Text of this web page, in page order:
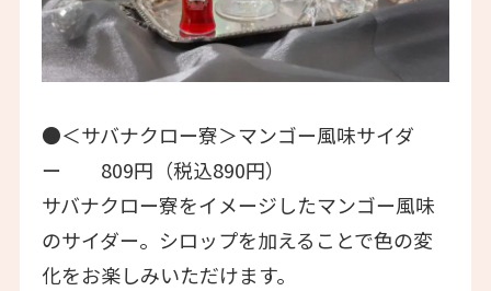
●＜サバナクロー寮＞マンゴー風味サイダ
ー 809円（税込890円）
サバナクロー寮をイメージしたマンゴー風味
のサイダー。シロップを加えることで色の変
化をお楽しみいただけます。